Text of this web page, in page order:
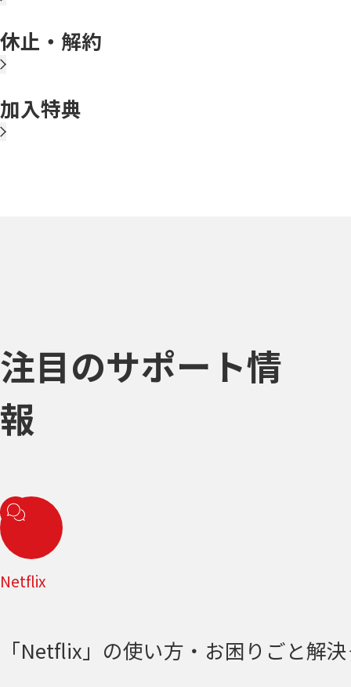
休止・解約
加入特典
注目のサポート情
報
Netflix
「Netflix」の使い方・お困りごと解